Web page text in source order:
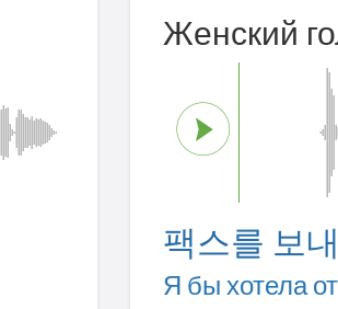
Женский
팩스를 보
Я бы хотела